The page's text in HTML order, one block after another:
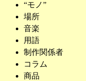
“モノ”
場所
音楽
用語
制作関係者
コラム
商品